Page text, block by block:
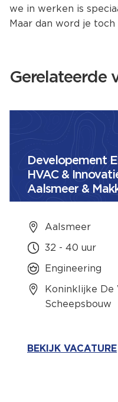
we in werken is
Maar dan word je toch
Gerelateerde
Developement
HVAC &
Aalsmeer &
Aalsmeer
32 - 40 uur
Engineering
Koninklijke De
Scheepsbouw
BEKIJK VACATURE